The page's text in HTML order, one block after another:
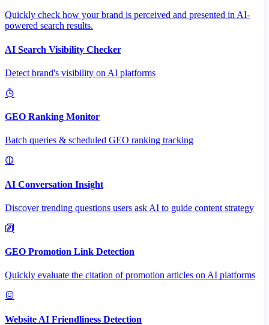
Quickly check how your brand is perceived and presented in AI-
powered search results.
AI Search Visibility Checker
Detect brand's visibility on AI platforms
GEO Ranking Monitor
Batch queries & scheduled GEO ranking tracking
AI Conversation Insight
Discover trending questions users ask AI to guide content strategy
GEO Promotion Link Detection
Quickly evaluate the citation of promotion articles on AI platforms
Website AI Friendliness Detection